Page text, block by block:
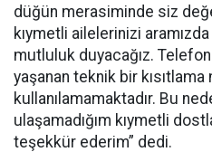
düğün merasiminde siz
kıymetli ailelerinizi
mutluluk duyacağız.
yaşanan teknik bir
kullanılamamaktadır. Bu
ulaşamadığım kıymetli
teşekkür ederim” dedi.